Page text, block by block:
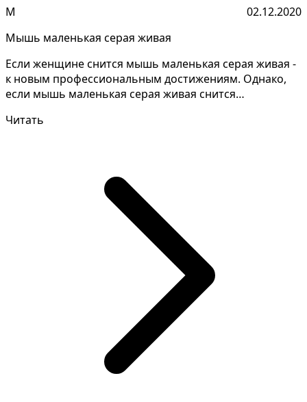
М
02.12.2020
Мышь маленькая серая живая
Если женщине снится мышь маленькая серая живая -
к новым профессиональным достижениям. Однако,
если мышь маленькая серая живая снится
Читать